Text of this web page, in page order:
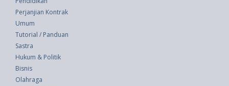
Perjanjian Kontrak
Umum
Tutorial / Panduan
Sastra
Hukum & Politik
Bisnis
Olahraga